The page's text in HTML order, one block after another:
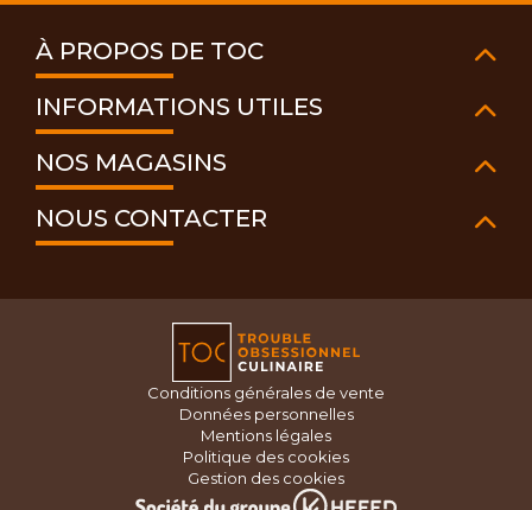
À PROPOS DE TOC
INFORMATIONS UTILES
NOS MAGASINS
NOUS CONTACTER
Conditions générales de vente
Données personnelles
Mentions légales
Politique des cookies
Gestion des cookies